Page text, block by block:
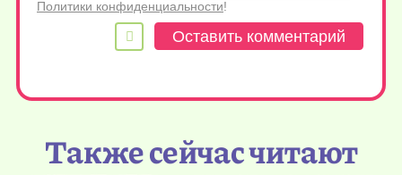
Политики конфиденциальности!
Также сейчас читают